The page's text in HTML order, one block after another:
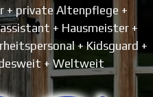
+ private Altenpflege +
+ Hausmeister +
+ Kidsguard +
+ Weltweit